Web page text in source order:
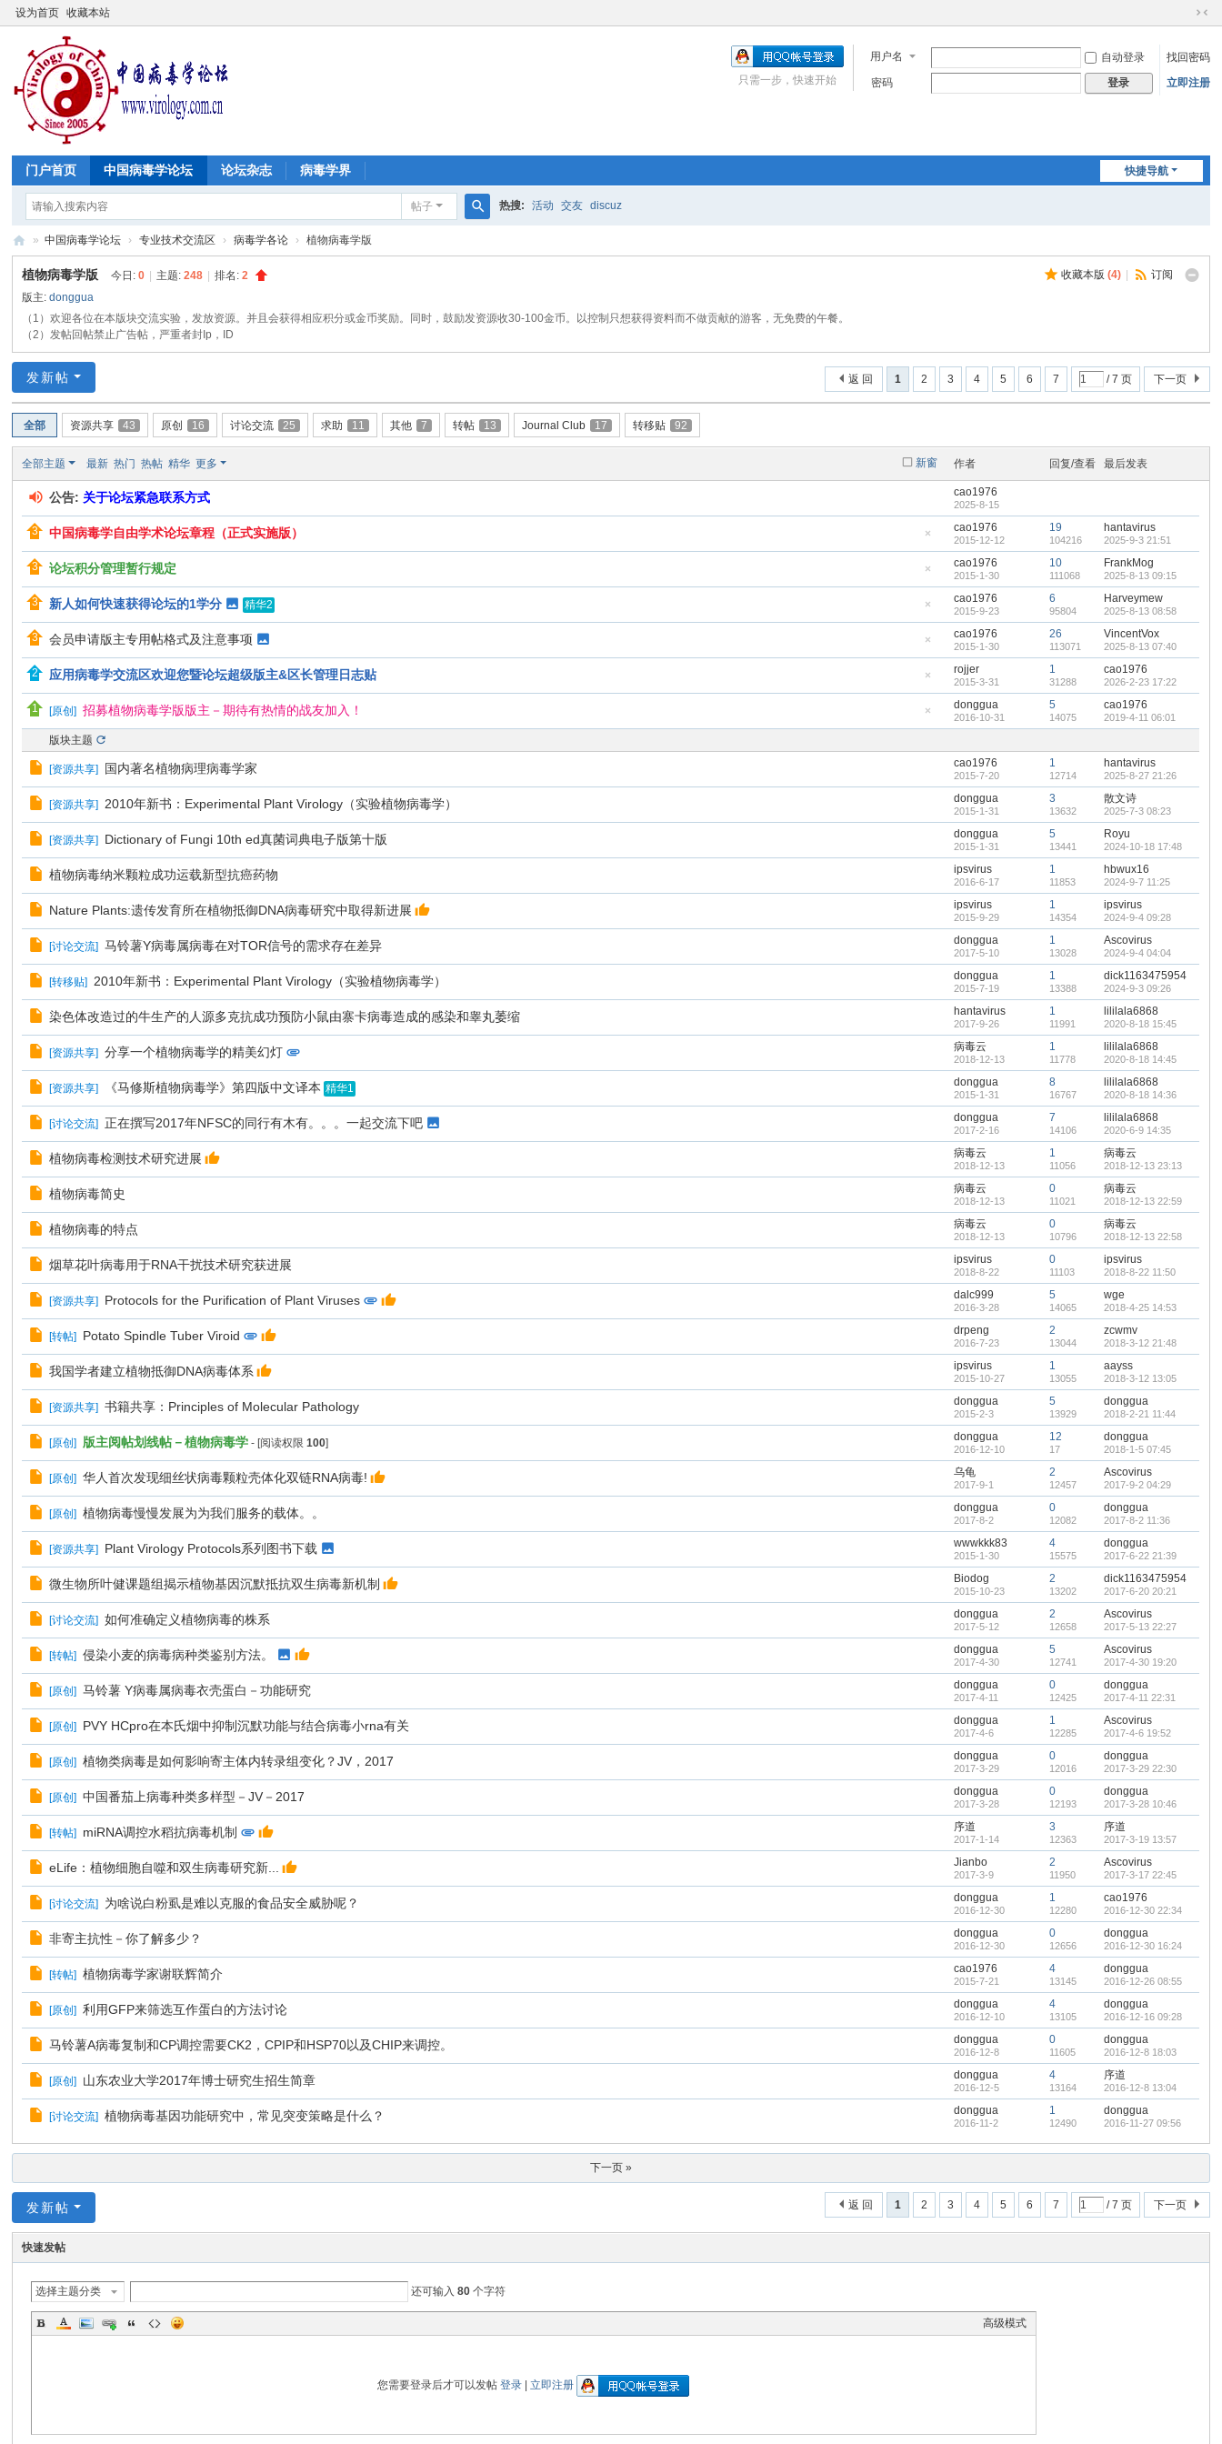
设为首页 收藏本站
切
到
窄
用户名 自动登录
找回密码
密码
登录 立即注册
只需一步，快速开始
快捷导航
门户首页 中国病毒学论坛 论坛杂志 病毒学界
帖子
索
热搜: 活动 交友 discuz
中
国
坛
|
我
一
直
持
！
» 中国病毒学论坛 › 专业技术交流区 › 病毒学各论 › 植物病毒学版
收藏本版 (4) 订阅
植物病毒学版 今日:0 主题:248 排名:2
版主:donggua
（1）欢迎各位在本版块交流实验，发放资源。并且会获得相应积分或金币奖励。同时，鼓励发资源收30-100金币。以控制只想获得资料而不做贡献的游客，无免费的午餐。
（2）发帖回帖禁止广告帖，严重者封Ip，ID
1 2 3 4 5 6 7 / 7 页 下一页
返 回
发新帖
全部 资源共享 43 原创 16 讨论交流 25 求助 11 其他 7 转帖 13 Journal Club 17 转移贴 92
新窗
全部主题 最新 热门 热帖 精华 更多 作者 回复/查看 最后发表
公告: 关于论坛紧急联系方式 cao1976
2025-8-15
藏
置
帖
中国病毒学自由学术论坛章程（正式实施版） cao1976
2015-12-12
19
104216
hantavirus
2025-9-3 21:51
藏
置
帖
论坛积分管理暂行规定 cao1976
2015-1-30
10
111068
FrankMog
2025-8-13 09:15
藏
置
帖
新人如何快速获得论坛的1学分 精华2
cao1976
2015-9-23
6
95804
Harveymew
2025-8-13 08:58
藏
置
帖
会员申请版主专用帖格式及注意事项 cao1976
2015-1-30
26
113071
VincentVox
2025-8-13 07:40
藏
置
帖
应用病毒学交流区欢迎您暨论坛超级版主&区长管理日志贴 rojjer
2015-3-31
1
31288
cao1976
2026-2-23 17:22
藏
顶
[原创] 招募植物病毒学版版主－期待有热情的战友加入！ donggua
2016-10-31
5
14075
cao1976
2019-4-11 06:01
版块主题
[资源共享] 国内著名植物病理病毒学家 cao1976
2015-7-20
1
12714
hantavirus
2025-8-27 21:26
[资源共享] 2010年新书：Experimental Plant Virology（实验植物病毒学） donggua
2015-1-31
3
13632
散文诗
2025-7-3 08:23
[资源共享] Dictionary of Fungi 10th ed真菌词典电子版第十版 donggua
2015-1-31
5
13441
Royu
2024-10-18 17:48
植物病毒纳米颗粒成功运载新型抗癌药物 ipsvirus
2016-6-17
1
11853
hbwux16
2024-9-7 11:25
Nature Plants:遗传发育所在植物抵御DNA病毒研究中取得新进展 ipsvirus
2015-9-29
1
14354
ipsvirus
2024-9-4 09:28
[讨论交流] 马铃薯Y病毒属病毒在对TOR信号的需求存在差异 donggua
2017-5-10
1
13028
Ascovirus
2024-9-4 04:04
[转移贴] 2010年新书：Experimental Plant Virology（实验植物病毒学） donggua
2015-7-19
1
13388
dick1163475954
2024-9-3 09:26
染色体改造过的牛生产的人源多克抗成功预防小鼠由寨卡病毒造成的感染和睾丸萎缩 hantavirus
2017-9-26
1
11991
lililala6868
2020-8-18 15:45
[资源共享] 分享一个植物病毒学的精美幻灯 病毒云
2018-12-13
1
11778
lililala6868
2020-8-18 14:45
[资源共享] 《马修斯植物病毒学》第四版中文译本 精华1
donggua
2015-1-31
8
16767
lililala6868
2020-8-18 14:36
[讨论交流] 正在撰写2017年NFSC的同行有木有。。。一起交流下吧 donggua
2017-2-16
7
14106
lililala6868
2020-6-9 14:35
植物病毒检测技术研究进展 病毒云
2018-12-13
1
11056
病毒云
2018-12-13 23:13
植物病毒简史 病毒云
2018-12-13
0
11021
病毒云
2018-12-13 22:59
植物病毒的特点 病毒云
2018-12-13
0
10796
病毒云
2018-12-13 22:58
烟草花叶病毒用于RNA干扰技术研究获进展 ipsvirus
2018-8-22
0
11103
ipsvirus
2018-8-22 11:50
[资源共享] Protocols for the Purification of Plant Viruses dalc999
2016-3-28
5
14065
wge
2018-4-25 14:53
[转帖] Potato Spindle Tuber Viroid drpeng
2016-7-23
2
13044
zcwmv
2018-3-12 21:48
我国学者建立植物抵御DNA病毒体系 ipsvirus
2015-10-27
1
13055
aayss
2018-3-12 13:05
[资源共享] 书籍共享：Principles of Molecular Pathology donggua
2015-2-3
5
13929
donggua
2018-2-21 11:44
[原创] 版主阅帖划线帖－植物病毒学 - [阅读权限100] donggua
2016-12-10
12
17
donggua
2018-1-5 07:45
[原创] 华人首次发现细丝状病毒颗粒壳体化双链RNA病毒! 乌龟
2017-9-1
2
12457
Ascovirus
2017-9-2 04:29
[原创] 植物病毒慢慢发展为为我们服务的载体。。 donggua
2017-8-2
0
12082
donggua
2017-8-2 11:36
[资源共享] Plant Virology Protocols系列图书下载 wwwkkk83
2015-1-30
4
15575
donggua
2017-6-22 21:39
微生物所叶健课题组揭示植物基因沉默抵抗双生病毒新机制 Biodog
2015-10-23
2
13202
dick1163475954
2017-6-20 20:21
[讨论交流] 如何准确定义植物病毒的株系 donggua
2017-5-12
2
12658
Ascovirus
2017-5-13 22:27
[转帖] 侵染小麦的病毒病种类鉴别方法。 donggua
2017-4-30
5
12741
Ascovirus
2017-4-30 19:20
[原创] 马铃薯 Y病毒属病毒衣壳蛋白－功能研究 donggua
2017-4-11
0
12425
donggua
2017-4-11 22:31
[原创] PVY HCpro在本氏烟中抑制沉默功能与结合病毒小rna有关 donggua
2017-4-6
1
12285
Ascovirus
2017-4-6 19:52
[原创] 植物类病毒是如何影响寄主体内转录组变化？JV，2017 donggua
2017-3-29
0
12016
donggua
2017-3-29 22:30
[原创] 中国番茄上病毒种类多样型－JV－2017 donggua
2017-3-28
0
12193
donggua
2017-3-28 10:46
[转帖] miRNA调控水稻抗病毒机制 序道
2017-1-14
3
12363
序道
2017-3-19 13:57
eLife：植物细胞自噬和双生病毒研究新... Jianbo
2017-3-9
2
11950
Ascovirus
2017-3-17 22:45
[讨论交流] 为啥说白粉虱是难以克服的食品安全威胁呢？ donggua
2016-12-30
1
12280
cao1976
2016-12-30 22:34
非寄主抗性－你了解多少？ donggua
2016-12-30
0
12656
donggua
2016-12-30 16:24
[转帖] 植物病毒学家谢联辉简介 cao1976
2015-7-21
4
13145
donggua
2016-12-26 08:55
[原创] 利用GFP来筛选互作蛋白的方法讨论 donggua
2016-12-10
4
13105
donggua
2016-12-16 09:28
马铃薯A病毒复制和CP调控需要CK2，CPIP和HSP70以及CHIP来调控。 donggua
2016-12-8
0
11605
donggua
2016-12-8 18:03
[原创] 山东农业大学2017年博士研究生招生简章 donggua
2016-12-5
4
13164
序道
2016-12-8 13:04
[讨论交流] 植物病毒基因功能研究中，常见突变策略是什么？ donggua
2016-11-2
1
12490
donggua
2016-11-27 09:56
下一页 »
1 2 3 4 5 6 7 / 7 页 下一页
返 回
发新帖
快速发帖
选择主题分类 还可输入80 个字符
高级模式
您需要登录后才可以发帖登录 |立即注册